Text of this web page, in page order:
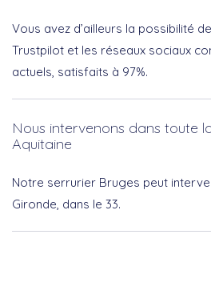
Vous avez d’ailleurs la possibilité
Trustpilot et les réseaux sociaux
actuels, satisfaits à 97%.
Nous intervenons dans toute
Aquitaine
Notre serrurier Bruges peut
Gironde, dans le 33.